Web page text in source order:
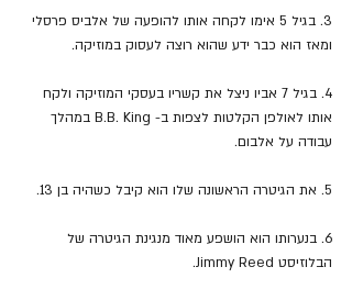
3. בגיל 5 אימו לקחה אותו להופעה של אלביס פרסלי
ומאז הוא כבר ידע שהוא רוצה לעסוק במוזיקה.
4. בגיל 7 אביו ניצל את קשריו בעסקי המוזיקה ולקח
אותו לאולפן הקלטות לצפות ב- B.B. King במהלך
עבודה על אלבום.
5. את הגיטרה הראשונה שלו הוא קיבל כשהיה בן 13.
6. בנערותו הוא הושפע מאוד מנגינת הגיטרה של
הבלוזיסט Jimmy Reed.